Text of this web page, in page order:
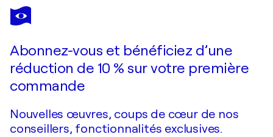
SUMIT MEHNDIRATTA
Nailed it Series Nº122
Abonnez-vous et bénéficiez d’une
réduction de 10 % sur votre première
commande
Nouvelles œuvres, coups de cœur de nos
conseillers, fonctionnalités exclusives.